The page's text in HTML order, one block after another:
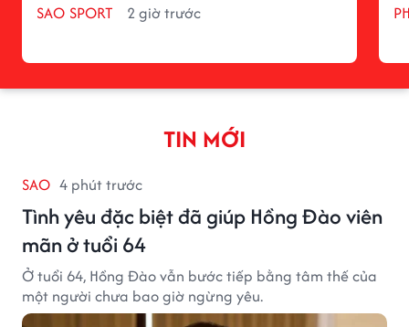
SAO SPORT 2 giờ trước
TIN MỚI
SAO 4 phút trước
Tình yêu đặc biệt đã giúp Hồng Đào viên
mãn ở tuổi 64
Ở tuổi 64, Hồng Đào vẫn bước tiếp bằng tâm thế của
một người chưa bao giờ ngừng yêu.